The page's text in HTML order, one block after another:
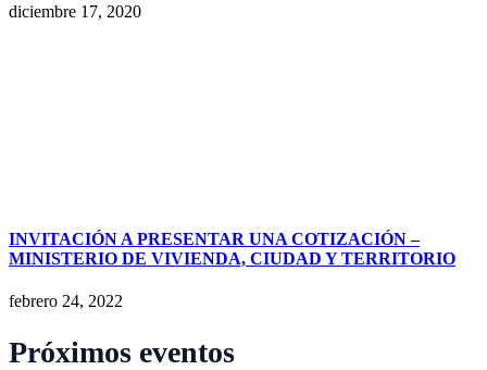
diciembre 17, 2020
INVITACIÓN A PRESENTAR UNA COTIZACIÓN –
MINISTERIO DE VIVIENDA, CIUDAD Y TERRITORIO
febrero 24, 2022
Próximos eventos